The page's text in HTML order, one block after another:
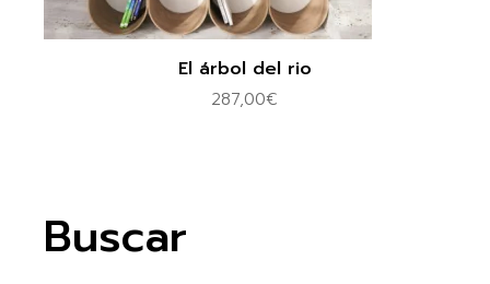
El árbol del rio
287,00€
Buscar